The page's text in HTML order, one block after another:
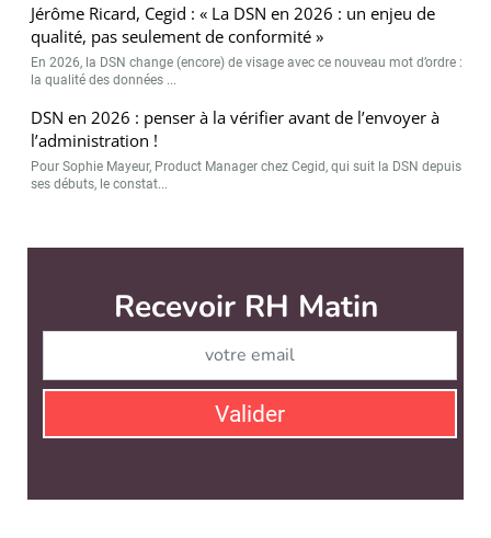
Jérôme Ricard, Cegid : « La DSN en 2026 : un enjeu de
qualité, pas seulement de conformité »
En 2026, la DSN change (encore) de visage avec ce nouveau mot d’ordre :
la qualité des données ...
DSN en 2026 : penser à la vérifier avant de l’envoyer à
l’administration !
Pour Sophie Mayeur, Product Manager chez Cegid, qui suit la DSN depuis
ses débuts, le constat...
RH Matin est édité par
QUI SOMMES-NOUS ?